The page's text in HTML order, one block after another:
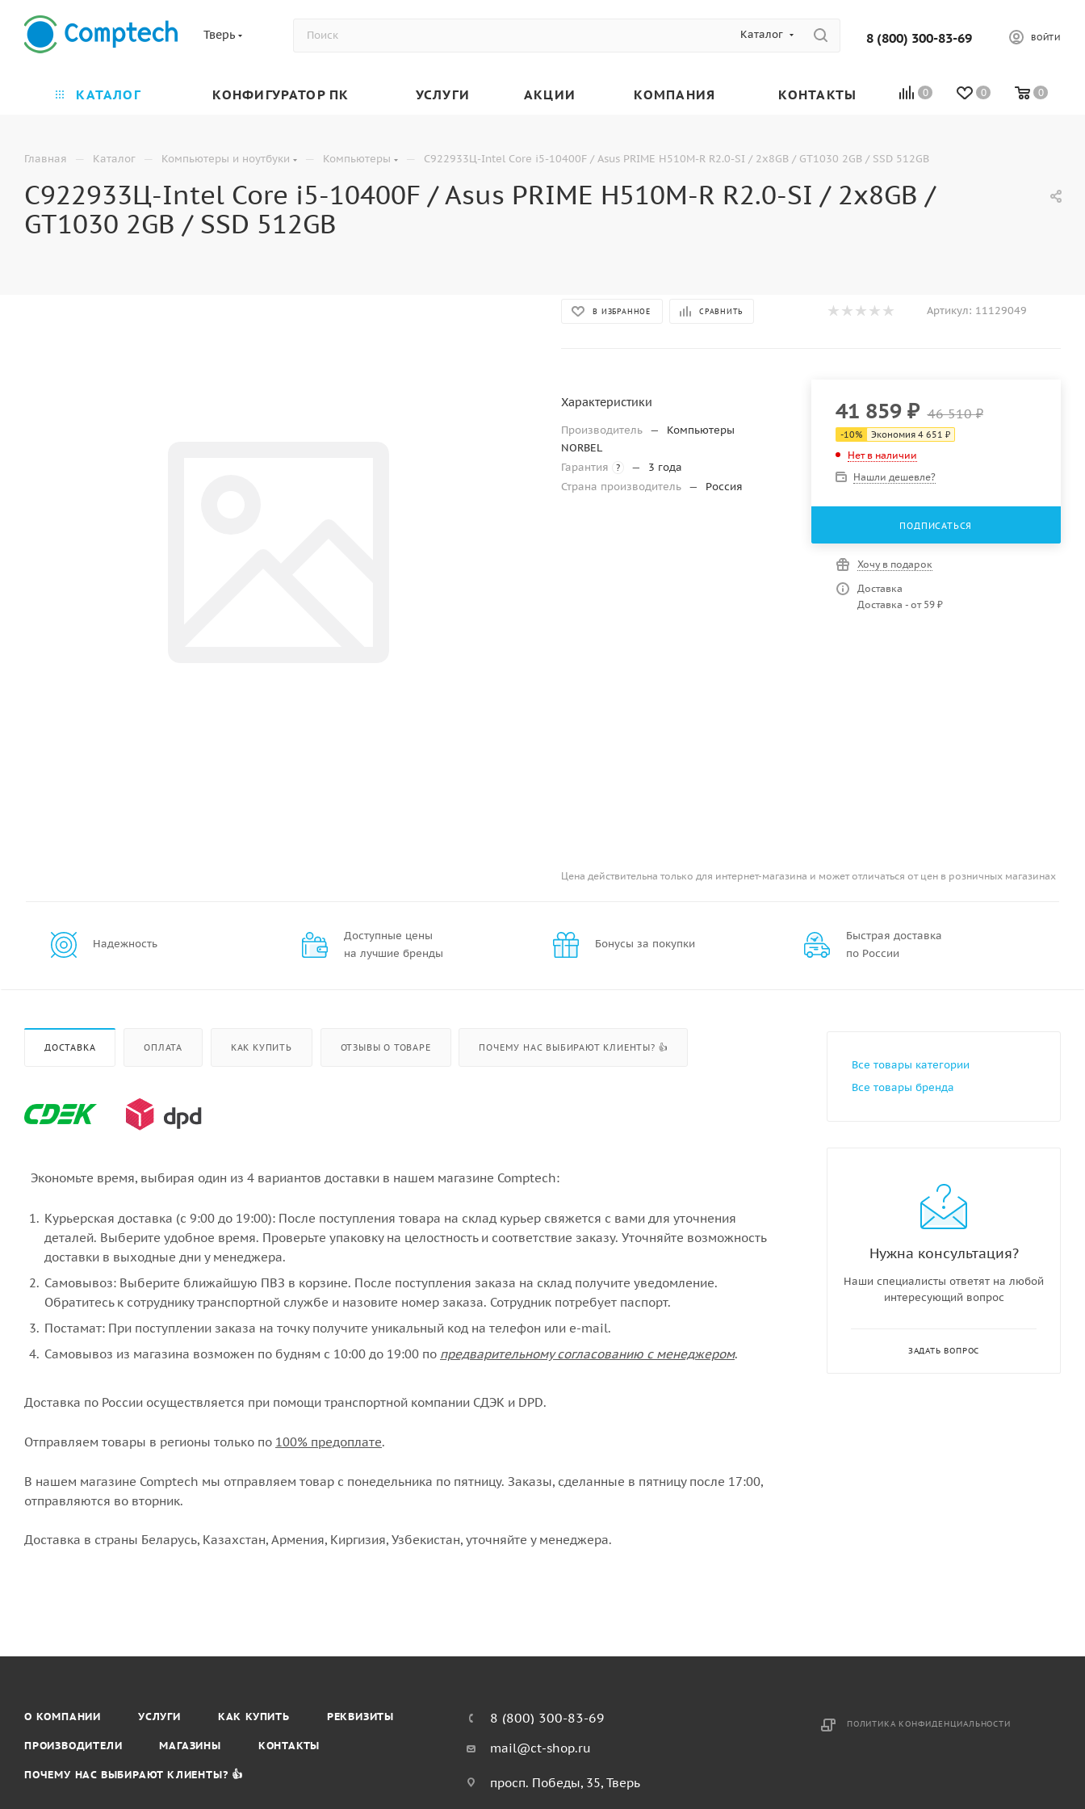
Тверь Каталог 8 (800) 300-83-69 ВОЙТИ
0 0 0
КАТАЛОГ КОНФИГУРАТОР ПК УСЛУГИ АКЦИИ КОМПАНИЯ КОНТАКТЫ
Главная — Каталог — Компьютеры и ноутбуки — Компьютеры — C922933Ц-Intel Core i5-10400F / Asus PRIME H510M-R R2.0-SI / 2x8GB / GT1030 2GB / SSD 512GB
C922933Ц-Intel Core i5-10400F / Asus PRIME H510M-R R2.0-SI / 2x8GB /
GT1030 2GB / SSD 512GB
В ИЗБРАННОЕ СРАВНИТЬ Артикул: 11129049
Характеристики
Производитель —
Компьютеры
NORBEL
Гарантия
? —
3 года
Страна производитель — Россия
41 859₽ 46 510₽
-10% Экономия 4 651 ₽
Нет в наличии
Нашли дешевле?
ПОДПИСАТЬСЯ
Хочу в подарок
Доставка
Доставка - от 59 ₽
Цена действительна только для интернет-магазина и может отличаться от цен в розничных магазинах
Надежность
Доступные цены
на лучшие бренды
Бонусы за покупки
Быстрая доставка
по России
ДОСТАВКА ОПЛАТА КАК КУПИТЬ ОТЗЫВЫ О ТОВАРЕ ПОЧЕМУ НАС ВЫБИРАЮТ КЛИЕНТЫ? 👍
Экономьте время, выбирая один из 4 вариантов доставки в нашем магазине Comptech:
Курьерская доставка (с 9:00 до 19:00): После поступления товара на склад курьер свяжется с вами для уточнения
деталей. Выберите удобное время. Проверьте упаковку на целостность и соответствие заказу. Уточняйте возможность
доставки в выходные дни у менеджера.
Самовывоз: Выберите ближайшую ПВЗ в корзине. После поступления заказа на склад получите уведомление.
Обратитесь к сотруднику транспортной службе и назовите номер заказа. Сотрудник потребует паспорт.
Постамат: При поступлении заказа на точку получите уникальный код на телефон или e-mail.
Самовывоз из магазина возможен по будням с 10:00 до 19:00 по предварительному согласованию с менеджером.
Доставка по России осуществляется при помощи транспортной компании СДЭК и DPD.
Отправляем товары в регионы только по 100% предоплате.
В нашем магазине Comptech мы отправляем товар с понедельника по пятницу. Заказы, сделанные в пятницу после 17:00,
отправляются во вторник.
Доставка в страны Беларусь, Казахстан, Армения, Киргизия, Узбекистан, уточняйте у менеджера.
Все товары категории
Все товары бренда
Нужна консультация?
Наши специалисты ответят на любой
интересующий вопрос
ЗАДАТЬ ВОПРОС
О КОМПАНИИ УСЛУГИ КАК КУПИТЬ РЕКВИЗИТЫ
ПРОИЗВОДИТЕЛИ МАГАЗИНЫ КОНТАКТЫ
ПОЧЕМУ НАС ВЫБИРАЮТ КЛИЕНТЫ? 👍
8 (800) 300-83-69
mail@ct-shop.ru
просп. Победы, 35, Тверь
ПОЛИТИКА КОНФИДЕНЦИАЛЬНОСТИ